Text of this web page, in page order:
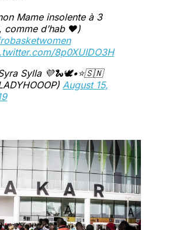
Mame insolente à 3
comme d’hab ❤️)
8p0XUIDO3H
Sylla 💜🐍🕊•⭐️🇸🇳
August 15,